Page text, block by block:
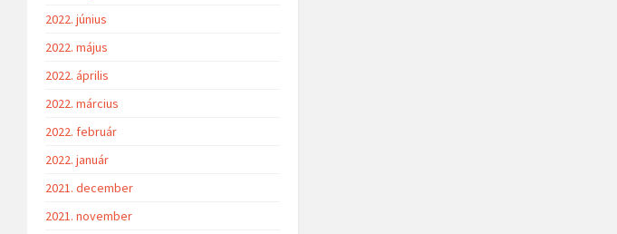
2022. június
2022. május
2022. április
2022. március
2022. február
2022. január
2021. december
2021. november